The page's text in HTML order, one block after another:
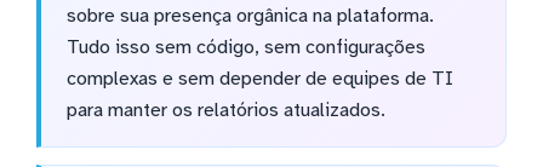
sobre sua presença orgânica na plataforma.
Tudo isso sem código, sem configurações
complexas e sem depender de equipes de TI
para manter os relatórios atualizados.